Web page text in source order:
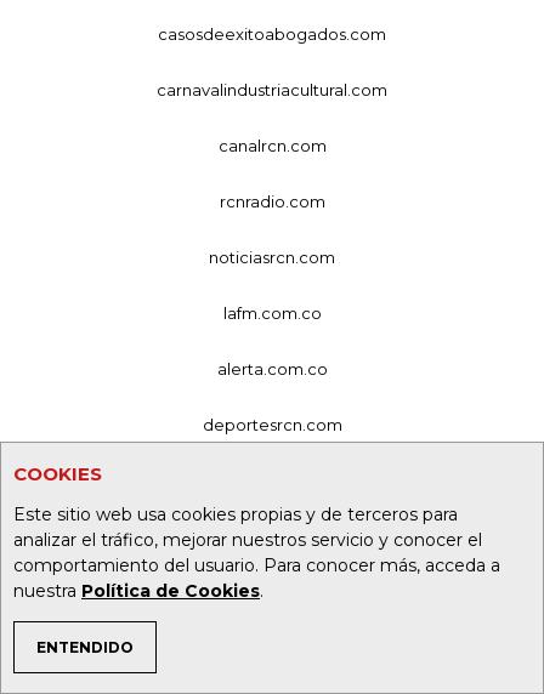
COOKIES
Este sitio web usa cookies propias y de terceros para
analizar el tráfico, mejorar nuestros servicio y conocer el
comportamiento del usuario. Para conocer más, acceda a
nuestra Política de Cookies.
ENTENDIDO
TEMAS DE INTERÉS
casosdeexitoabogados.com
carnavalindustriacultural.com
canalrcn.com
rcnradio.com
noticiasrcn.com
lafm.com.co
alerta.com.co
deportesrcn.com